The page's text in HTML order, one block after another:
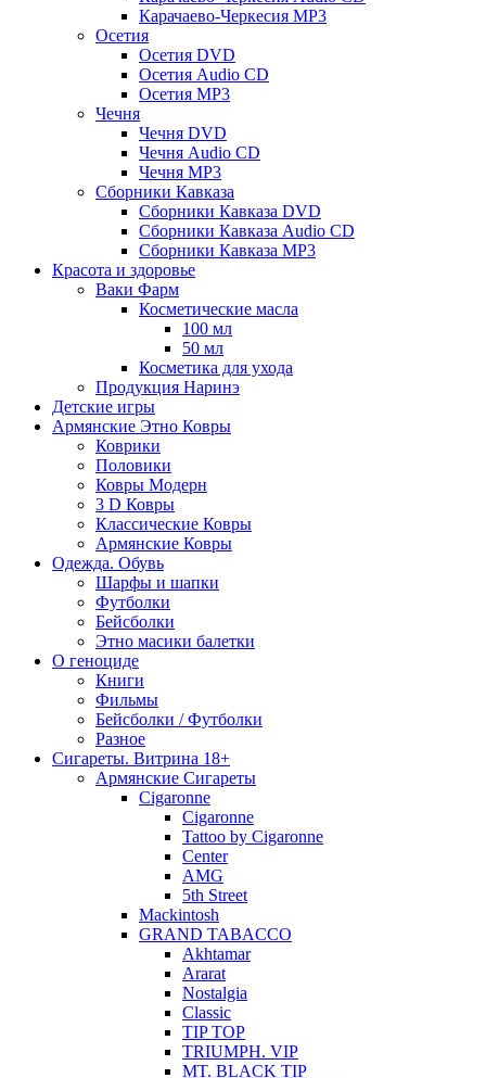
Карачаево-Черкесия MP3
Осетия
Осетия DVD
Осетия Audio CD
Осетия MP3
Чечня
Чечня DVD
Чечня Audio CD
Чечня MP3
Сборники Кавказа
Сборники Кавказа DVD
Сборники Кавказа Audio CD
Сборники Кавказа MP3
Красота и здоровье
Ваки Фарм
Косметические масла
100 мл
50 мл
Косметика для ухода
Продукция Наринэ
Детские игры
Армянские Этно Ковры
Коврики
Половики
Ковры Модерн
3 D Ковры
Классические Ковры
Армянские Ковры
Одежда. Обувь
Шарфы и шапки
Футболки
Бейсболки
Этно масики балетки
О геноциде
Книги
Фильмы
Бейсболки / Футболки
Разное
Сигареты. Витрина 18+
Армянские Сигареты
Cigaronne
Cigaronne
Tattoo by Cigaronne
Center
AMG
5th Street
Mackintosh
GRAND TABACCO
Akhtamar
Ararat
Nostalgia
Classic
TIP TOP
TRIUMPH. VIP
MT. BLACK TIP